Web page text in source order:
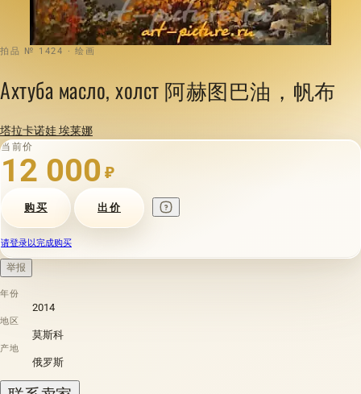
拍品 № 1424 · 绘画
Ахтуба масло, холст 阿赫图巴油，帆布
塔拉卡诺娃 埃莱娜
当前价
12 000 ₽
购买 出价
请登录以完成购买
举报
年份
2014
地区
莫斯科
产地
俄罗斯